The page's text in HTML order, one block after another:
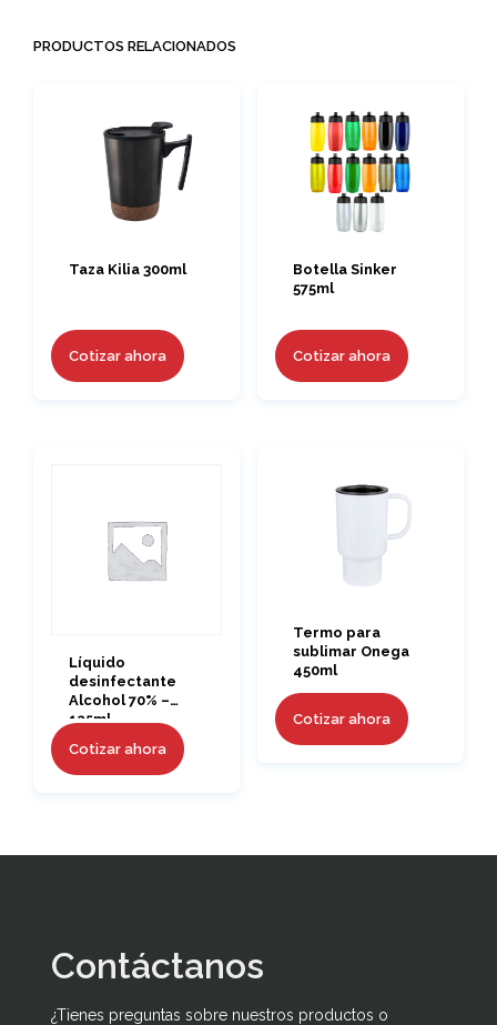
PRODUCTOS RELACIONADOS
Taza Kilia 300ml
Cotizar ahora
Botella Sinker
575ml
Cotizar ahora
Líquido
desinfectante
Alcohol 70% –
125ml.
Cotizar ahora
Termo para
sublimar Onega
450ml
Cotizar ahora
Contáctanos
¿Tienes preguntas sobre nuestros productos o